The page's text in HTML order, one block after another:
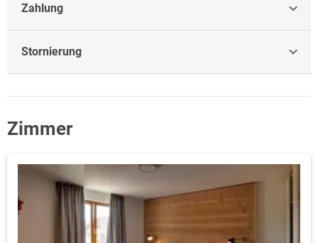
Zahlung
Stornierung
Zimmer